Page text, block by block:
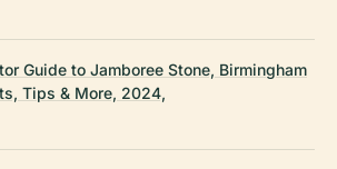
Guide to Jamboree Stone, Birmingham
Tips & More, 2024,